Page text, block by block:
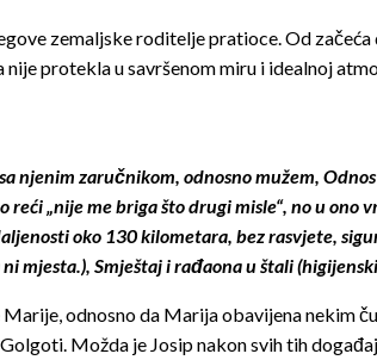
zemaljske roditelje pratioce. Od
protekla u savršenom miru i idealnoj
njenim zaručnikom, odnosno mužem,
„nije me briga što drugi misle“, no u
oko 130 kilometara, bez rasvjete,
mjesta.), Smještaj i rađaona u štali
odnosno da Marija obavijena nekim
Možda je Josip nakon svih tih